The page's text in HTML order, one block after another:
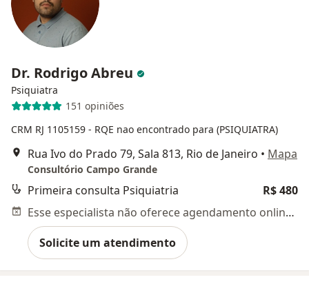
Dr. Rodrigo Abreu
Psiquiatra
151 opiniões
CRM RJ 1105159 - RQE nao encontrado para (PSIQUIATRA)
Rua Ivo do Prado 79, Sala 813, Rio de Janeiro • Mapa
Consultório Campo Grande
Primeira consulta Psiquiatria
R$ 480
Esse especialista não oferece agendamento online para esse endereço.
Solicite um atendimento